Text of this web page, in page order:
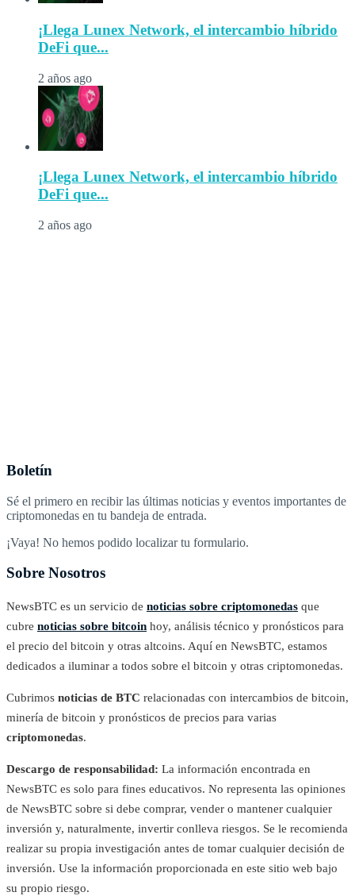
¡Llega Lunex Network, el intercambio híbrido
DeFi que...
2 años ago
¡Llega Lunex Network, el intercambio híbrido
DeFi que...
2 años ago
Boletín
Sé el primero en recibir las últimas noticias y eventos importantes de
criptomonedas en tu bandeja de entrada.
¡Vaya! No hemos podido localizar tu formulario.
Sobre Nosotros
NewsBTC es un servicio de noticias sobre criptomonedas que
cubre noticias sobre bitcoin hoy, análisis técnico y pronósticos para
el precio del bitcoin y otras altcoins. Aquí en NewsBTC, estamos
dedicados a iluminar a todos sobre el bitcoin y otras criptomonedas.
Cubrimos noticias de BTC relacionadas con intercambios de bitcoin,
minería de bitcoin y pronósticos de precios para varias
criptomonedas.
Descargo de responsabilidad: La información encontrada en
NewsBTC es solo para fines educativos. No representa las opiniones
de NewsBTC sobre si debe comprar, vender o mantener cualquier
inversión y, naturalmente, invertir conlleva riesgos. Se le recomienda
realizar su propia investigación antes de tomar cualquier decisión de
inversión. Use la información proporcionada en este sitio web bajo
su propio riesgo.